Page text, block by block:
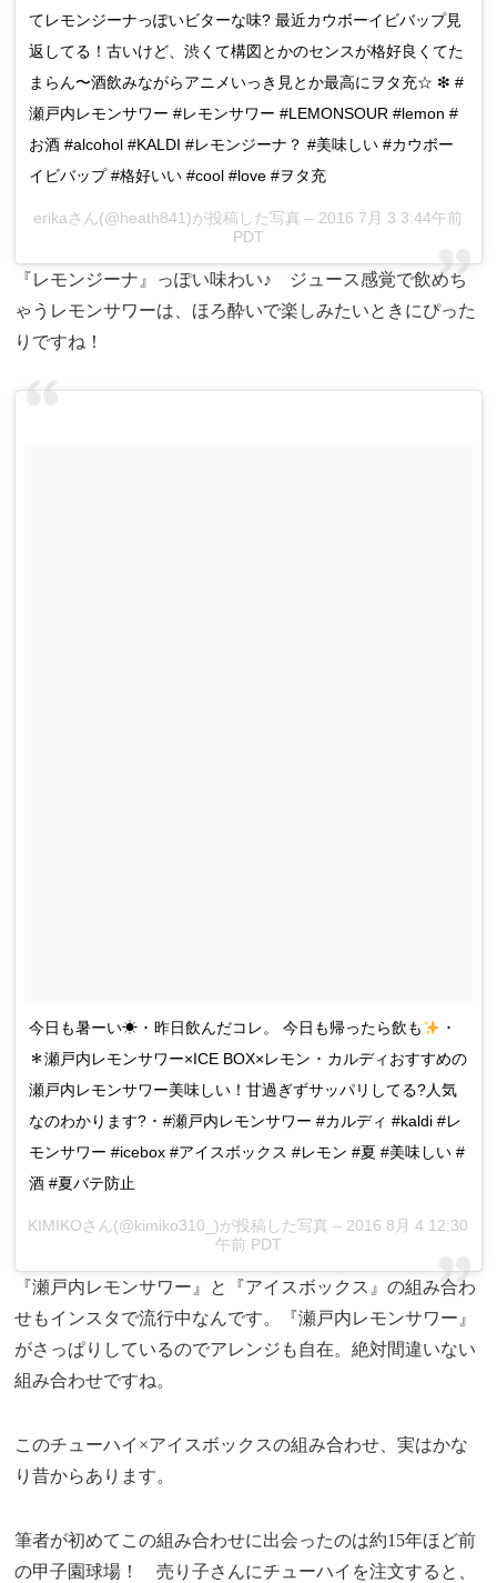
てレモンジーナっぽいビターな味? 最近カウボーイビバップ見
返してる！古いけど、渋くて構図とかのセンスが格好良くてた
まらん〜酒飲みながらアニメいっき見とか最高にヲタ充☆ ❇︎ #
瀬戸内レモンサワー #レモンサワー #LEMONSOUR #lemon #
お酒 #alcohol #KALDI #レモンジーナ？ #美味しい #カウボー
イビバップ #格好いい #cool #love #ヲタ充
erikaさん(@heath841)が投稿した写真 – 2016 7月 3 3:44午前
PDT
『レモンジーナ』っぽい味わい♪ ジュース感覚で飲めち
ゃうレモンサワーは、ほろ酔いで楽しみたいときにぴった
りですね！
今日も暑ーい☀ ･ 昨日飲んだコレ。 今日も帰ったら飲も
･
＊瀬戸内レモンサワー×ICE BOX×レモン ･ カルディおすすめの
瀬戸内レモンサワー美味しい！甘過ぎずサッパリしてる?人気
なのわかります? ･ #瀬戸内レモンサワー #カルディ #kaldi #レ
モンサワー #icebox #アイスボックス #レモン #夏 #美味しい #
酒 #夏バテ防止
KIMIKOさん(@kimiko310_)が投稿した写真 – 2016 8月 4 12:30
午前 PDT
『瀬戸内レモンサワー』と『アイスボックス』の組み合わ
せもインスタで流行中なんです。『瀬戸内レモンサワー』
がさっぱりしているのでアレンジも自在。絶対間違いない
組み合わせですね。
このチューハイ×アイスボックスの組み合わせ、実はかな
り昔からあります。
筆者が初めてこの組み合わせに出会ったのは約15年ほど前
の甲子園球場！ 売り子さんにチューハイを注文すると、